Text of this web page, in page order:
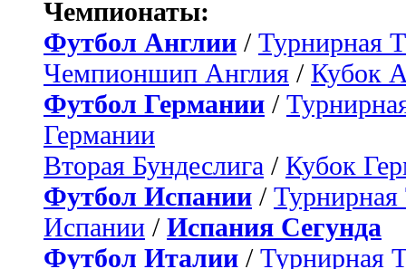
Чемпионаты:
Футбол Англии / Турнирная
Чемпионшип Англия / Кубок
Футбол Германии /
Германии
Вторая Бундеслига / Кубок
Футбол Испании / Турнирная
Испании / Испания Сегунда
Футбол Италии / Турнирная